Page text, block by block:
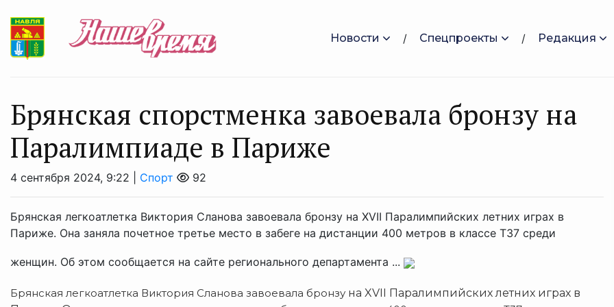
Новости Спецпроекты Редакция
Брянская спорстменка завоевала бронзу на
Паралимпиаде в Париже
4 сентября 2024, 9:22 | Спорт 92
Брянская легкоатлетка Виктория Сланова завоевала бронзу на XVII Паралимпийских летних играх в
Париже. Она заняла почетное третье место в забеге на дистанции 400 метров в классе Т37 среди
женщин. Об этом сообщается на сайте регионального департамента ...
Брянская легкоатлетка Виктория Сланова завоевала бронзу на XVII Паралимпийских летних играх в